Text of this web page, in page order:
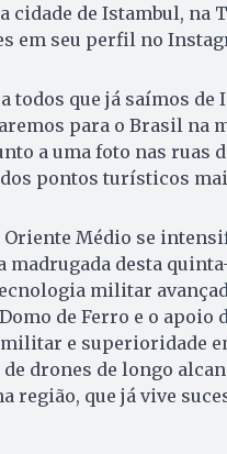
cidade de Istambul,
em seu perfil no
todos que já saímos de
para o Brasil na
a uma foto nas ruas
dos pontos turísticos
Oriente Médio se
madrugada desta
militar
de Ferro e o apoio
e superioridade
drones de longo
região, que já vive